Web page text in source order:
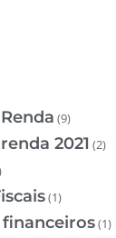
(9)
2021 (2)
(1)
(1)